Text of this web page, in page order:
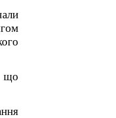
що